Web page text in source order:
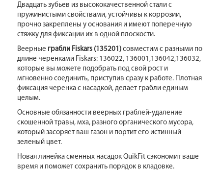
Двадцать зубьев из высококачественной стали с
пружинистыми свойствами, устойчивы к коррозии,
прочно закреплены у основания и имеют поперечную
стяжку для фиксации их в одной плоскости.
Веерные грабли Fiskars (135201) совместим с разными по
длине черенками Fiskars: 136022, 136001,136042,136032,
которые вы можете подобрать под свой рост и
мгновенно соединить, приступив сразу к работе. Плотная
фиксация черенка с насадкой, делает грабли единым
целым.
Основные обязанности веерных граблей-удаление
скошенной травы, мха, разного органического мусора,
который засоряет ваш газон и портит его истинный
зеленый цвет.
Новая линейка сменных насадок QuikFit сэкономит ваше
время и поможет сохранить порядок в кладовке.